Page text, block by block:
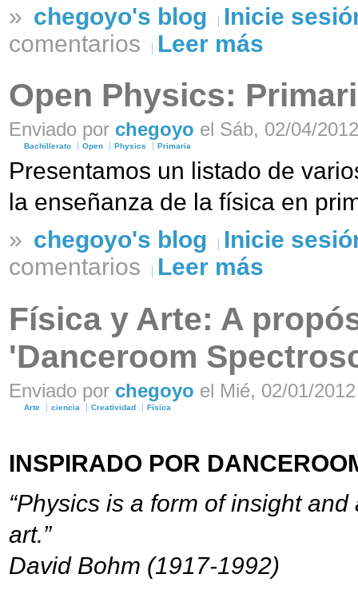
» chegoyo's blog
Inicie
comentarios
Leer más
Open Physics:
Enviado por chegoyo el Sáb, 02/04/
Bachillerato Open Physics Primaria
Presentamos un listado de
la enseñanza de la física en
» chegoyo's blog
Inicie
comentarios
Leer más
Física y Arte: A
'Danceroom
Enviado por chegoyo el Mié, 02/01/
Arte ciencia Creatividad Física
INSPIRADO POR
“Physics is a form of insight and
art.”
David Bohm (1917-1992)